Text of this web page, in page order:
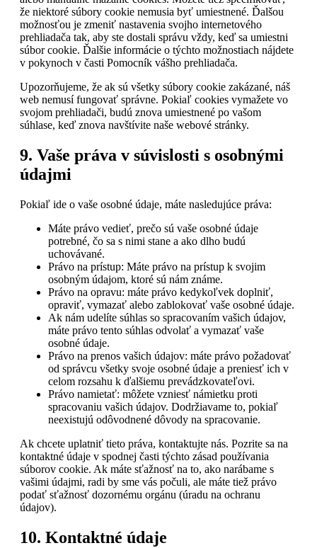
že niektoré súbory cookie nemusia byť umiestnené. Ďalšou
možnosťou je zmeniť nastavenia svojho internetového
prehliadača tak, aby ste dostali správu vždy, keď sa umiestni
súbor cookie. Ďalšie informácie o týchto možnostiach nájdete
v pokynoch v časti Pomocník vášho prehliadača.
Upozorňujeme, že ak sú všetky súbory cookie zakázané, náš
web nemusí fungovať správne. Pokiaľ cookies vymažete vo
svojom prehliadači, budú znova umiestnené po vašom
súhlase, keď znova navštívite naše webové stránky.
9. Vaše práva v súvislosti s osobnými
údajmi
Pokiaľ ide o vaše osobné údaje, máte nasledujúce práva:
Máte právo vedieť, prečo sú vaše osobné údaje
potrebné, čo sa s nimi stane a ako dlho budú
uchovávané.
Právo na prístup: Máte právo na prístup k svojim
osobným údajom, ktoré sú nám známe.
Právo na opravu: máte právo kedykoľvek doplniť,
opraviť, vymazať alebo zablokovať vaše osobné údaje.
Ak nám udelíte súhlas so spracovaním vašich údajov,
máte právo tento súhlas odvolať a vymazať vaše
osobné údaje.
Právo na prenos vašich údajov: máte právo požadovať
od správcu všetky svoje osobné údaje a preniesť ich v
celom rozsahu k ďalšiemu prevádzkovateľovi.
Právo namietať: môžete vzniesť námietku proti
spracovaniu vašich údajov. Dodržiavame to, pokiaľ
neexistujú odôvodnené dôvody na spracovanie.
Ak chcete uplatniť tieto práva, kontaktujte nás. Pozrite sa na
kontaktné údaje v spodnej časti týchto zásad používania
súborov cookie. Ak máte sťažnosť na to, ako narábame s
vašimi údajmi, radi by sme vás počuli, ale máte tiež právo
podať sťažnosť dozornému orgánu (úradu na ochranu
údajov).
10. Kontaktné údaje